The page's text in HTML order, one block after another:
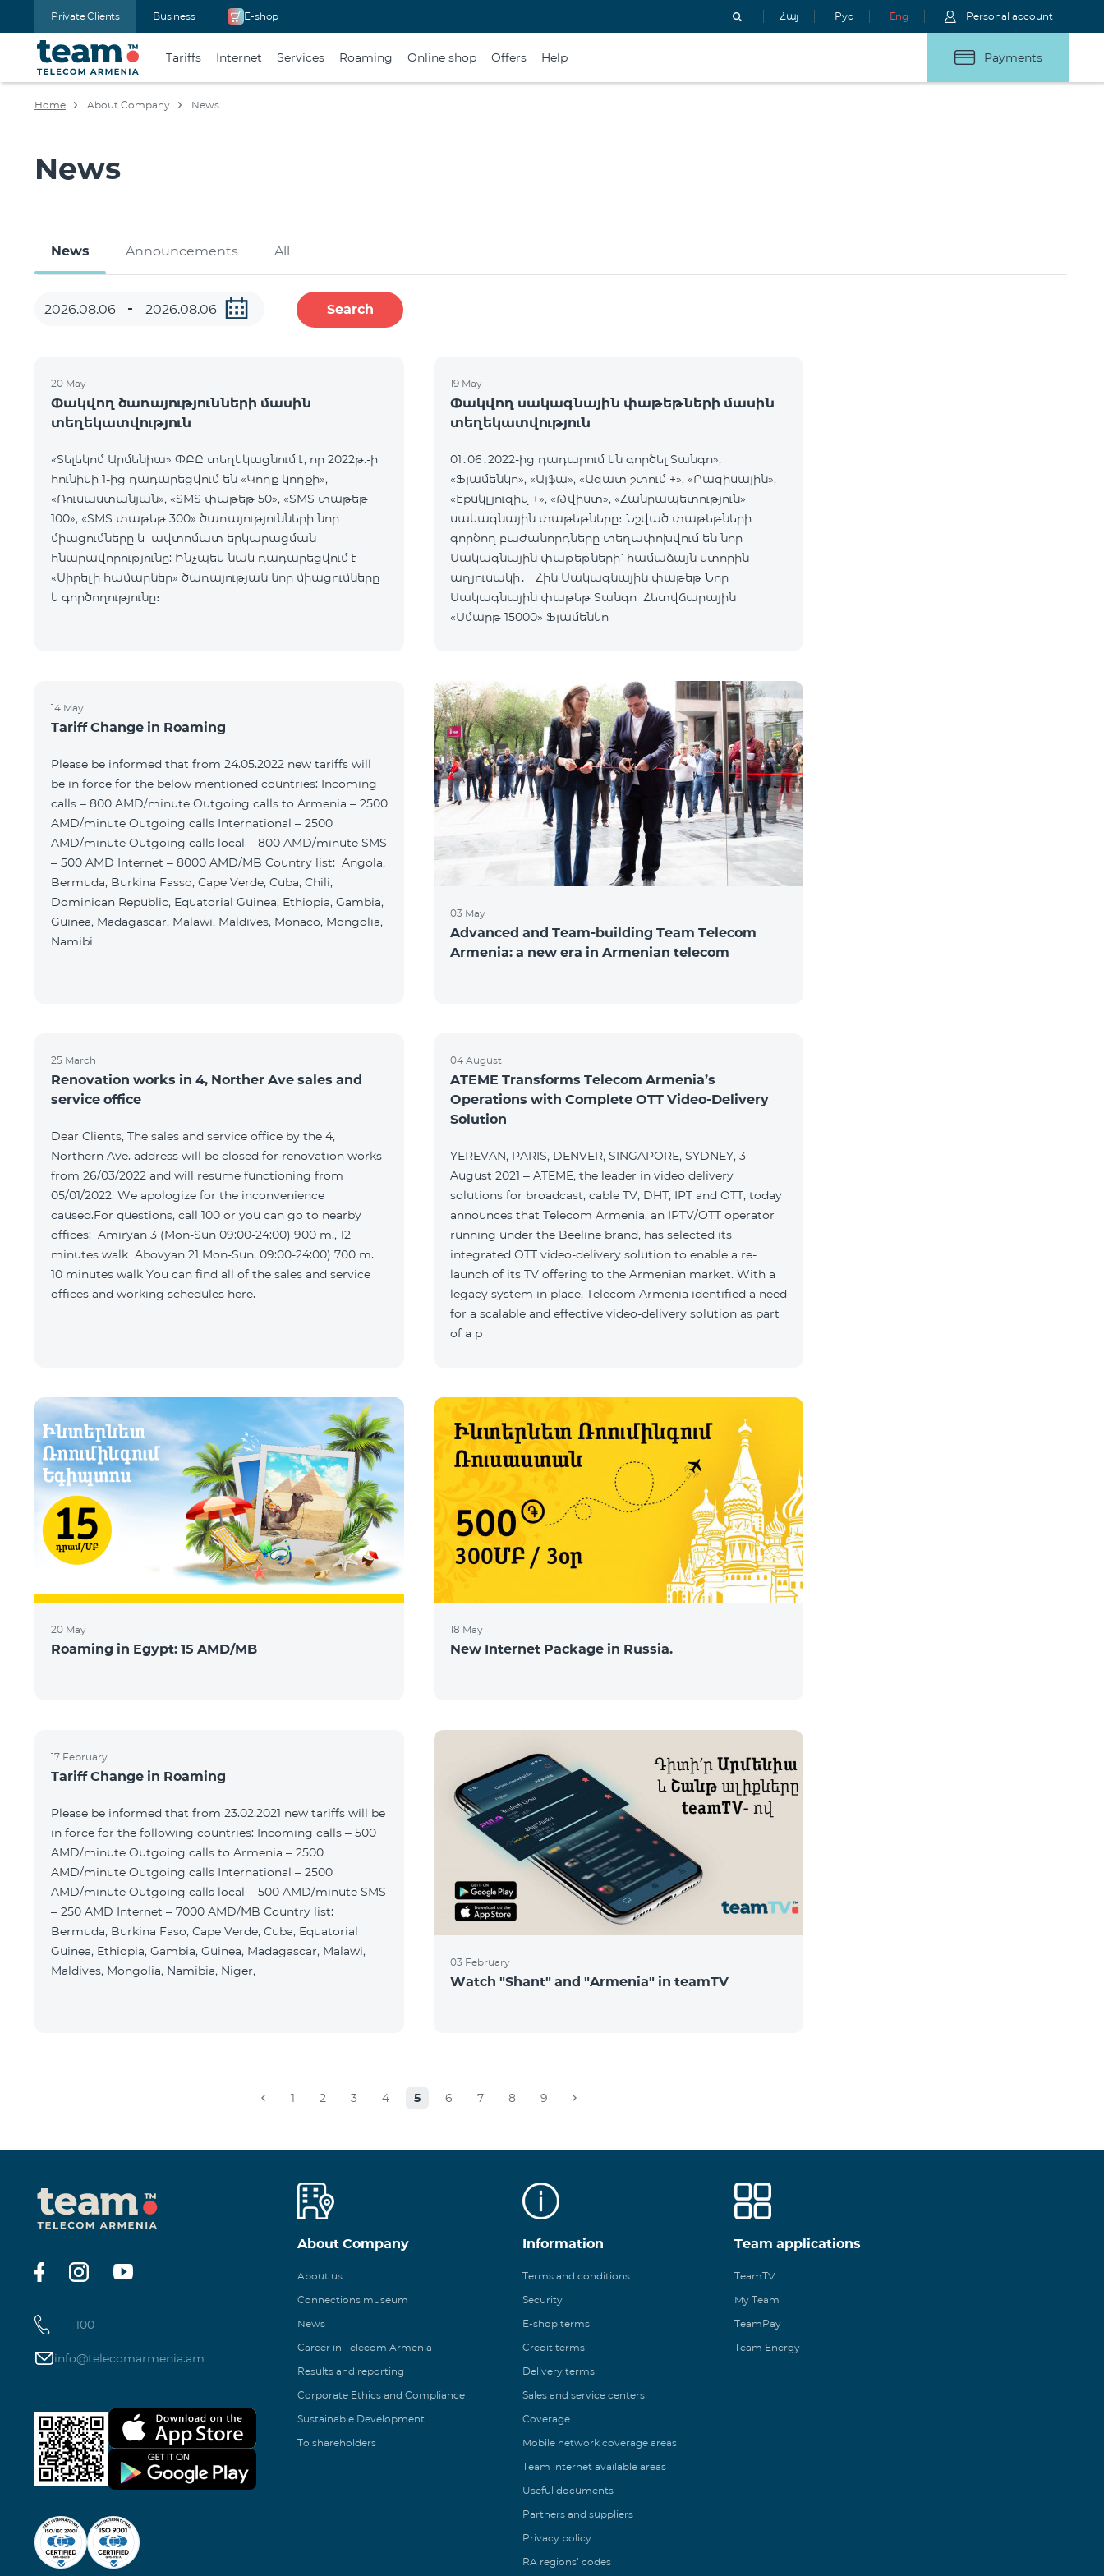
Private Clients Business E-shop Հայ Рус Eng Personal account
Tariffs Internet Services Roaming Online shop Offers Help Payments
Home About Company News
News
News Announcements All
Search
20 May
Փակվող ծառայությունների մասին
տեղեկատվություն
«Տելեկոմ Արմենիա» ՓԲԸ տեղեկացնում է, որ 2022թ.-ի
հունիսի 1-ից դադարեցվում են «Կողք կողքի»,
«Ռուսաստանյան», «SMS փաթեթ 50», «SMS փաթեթ
100», «SMS փաթեթ 300» ծառայությունների նոր
միացումները և ավտոմատ երկարացման
հնարավորությունը: Ինչպես նաև դադարեցվում է
«Սիրելի համարներ» ծառայության նոր միացումները
և գործողությունը։
19 May
Փակվող սակագնային փաթեթների մասին
տեղեկատվություն
01․06․2022-ից դադարում են գործել Տանգո»,
«Ֆլամենկո», «Ալֆա», «Ազատ շփում +», «Բազիսային»,
«Էքսկլյուզիվ +», «Թվիստ», «Հանրապետություն»
սակագնային փաթեթները։ Նշված փաթեթների
գործող բաժանորդները տեղափոխվում են նոր
Սակագնային փաթեթների՝ համաձայն ստորին
աղյուսակի․ Հին Սակագնային փաթեթ Նոր
Սակագնային փաթեթ Տանգո Հետվճարային
«Սմարթ 15000» Ֆլամենկո
14 May
Tariff Change in Roaming
Please be informed that from 24.05.2022 new tariffs will
be in force for the below mentioned countries: Incoming
calls – 800 AMD/minute Outgoing calls to Armenia – 2500
AMD/minute Outgoing calls International – 2500
AMD/minute Outgoing calls local – 800 AMD/minute SMS
– 500 AMD Internet – 8000 AMD/MB Country list: Angola,
Bermuda, Burkina Fasso, Cape Verde, Cuba, Chili,
Dominican Republic, Equatorial Guinea, Ethiopia, Gambia,
Guinea, Madagascar, Malawi, Maldives, Monaco, Mongolia,
Namibi
03 May
Advanced and Team-building Team Telecom
Armenia: a new era in Armenian telecom
25 March
Renovation works in 4, Norther Ave sales and
service office
Dear Clients, The sales and service office by the 4,
Northern Ave. address will be closed for renovation works
from 26/03/2022 and will resume functioning from
05/01/2022. We apologize for the inconvenience
caused.For questions, call 100 or you can go to nearby
offices: Amiryan 3 (Mon-Sun 09:00-24:00) 900 m., 12
minutes walk Abovyan 21 Mon-Sun. 09:00-24:00) 700 m.
10 minutes walk You can find all of the sales and service
offices and working schedules here.
04 August
ATEME Transforms Telecom Armenia’s
Operations with Complete OTT Video-Delivery
Solution
YEREVAN, PARIS, DENVER, SINGAPORE, SYDNEY, 3
August 2021 – ATEME, the leader in video delivery
solutions for broadcast, cable TV, DHT, IPT and OTT, today
announces that Telecom Armenia, an IPTV/OTT operator
running under the Beeline brand, has selected its
integrated OTT video-delivery solution to enable a re-
launch of its TV offering to the Armenian market. With a
legacy system in place, Telecom Armenia identified a need
for a scalable and effective video-delivery solution as part
of a p
20 May
Roaming in Egypt: 15 AMD/MB
18 May
New Internet Package in Russia.
17 February
Tariff Change in Roaming
Please be informed that from 23.02.2021 new tariffs will be
in force for the following countries: Incoming calls – 500
AMD/minute Outgoing calls to Armenia – 2500
AMD/minute Outgoing calls International – 2500
AMD/minute Outgoing calls local – 500 AMD/minute SMS
– 250 AMD Internet – 7000 AMD/MB Country list:
Bermuda, Burkina Faso, Cape Verde, Cuba, Equatorial
Guinea, Ethiopia, Gambia, Guinea, Madagascar, Malawi,
Maldives, Mongolia, Namibia, Niger,
03 February
Watch "Shant" and "Armenia" in teamTV
1 2 3 4 5 6 7 8 9
100
info@telecomarmenia.am
About Company
About us
Connections museum
News
Career in Telecom Armenia
Results and reporting
Corporate Ethics and Compliance
Sustainable Development
To shareholders
Information
Terms and conditions
Security
E-shop terms
Credit terms
Delivery terms
Sales and service centers
Coverage
Mobile network coverage areas
Team internet available areas
Useful documents
Partners and suppliers
Privacy policy
RA regions’ codes
Team applications
TeamTV
My Team
TeamPay
Team Energy